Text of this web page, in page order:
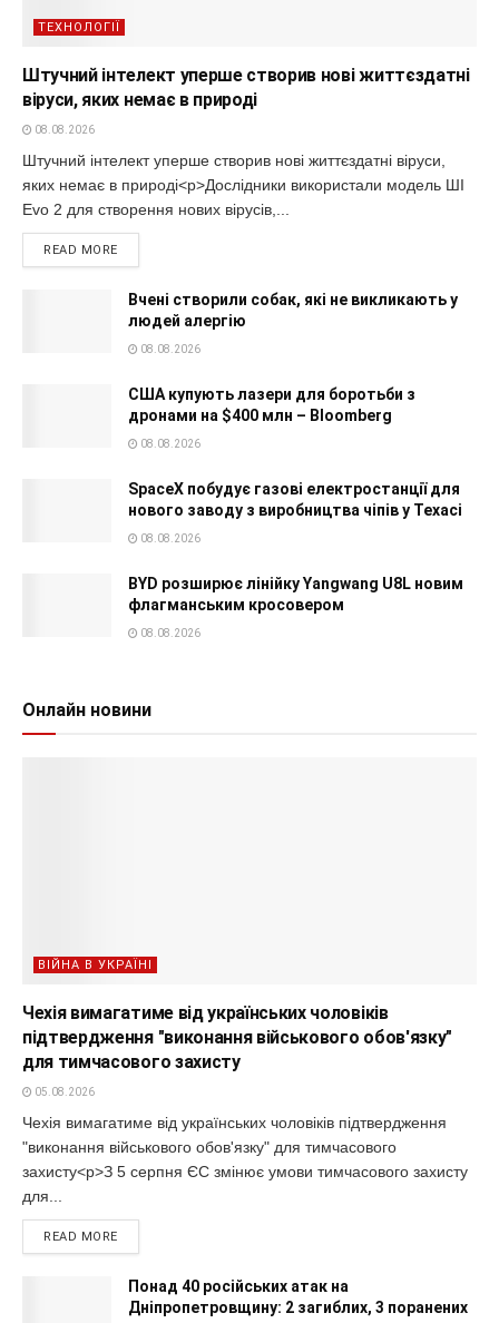
ТЕХНОЛОГІЇ
Штучний інтелект уперше створив нові життєздатні
віруси, яких немає в природі
08.08.2026
Штучний інтелект уперше створив нові життєздатні віруси,
яких немає в природі<p>Дослідники використали модель ШІ
Evo 2 для створення нових вірусів,...
READ MORE
Вчені створили собак, які не викликають у
людей алергію
08.08.2026
США купують лазери для боротьби з
дронами на $400 млн – Bloomberg
08.08.2026
SpaceX побудує газові електростанції для
нового заводу з виробництва чіпів у Техасі
08.08.2026
BYD розширює лінійку Yangwang U8L новим
флагманським кросовером
08.08.2026
Онлайн новини
ВІЙНА В УКРАЇНІ
Чехія вимагатиме від українських чоловіків
підтвердження "виконання військового обов'язку"
для тимчасового захисту
05.08.2026
Чехія вимагатиме від українських чоловіків підтвердження
"виконання військового обов'язку" для тимчасового
захисту<p>З 5 серпня ЄС змінює умови тимчасового захисту
для...
READ MORE
Понад 40 російських атак на
Дніпропетровщину: 2 загиблих, 3 поранених